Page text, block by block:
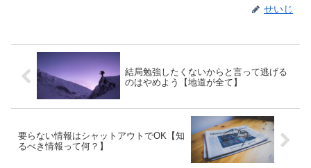
せいじ
結局勉強したくないからと言って逃げる
のはやめよう【地道が全て】
要らない情報はシャットアウトでOK【知
るべき情報って何？】